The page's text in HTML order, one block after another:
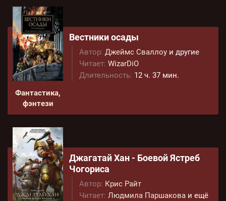
Фантастика,
фэнтези
Вестники осады
Автор: Джеймс Сваллоу и другие
Читает: WizarDiO
Длительность: 12 ч. 37 мин.
Джагатай Хан - Боевой Ястреб
Чогориса
Автор: Крис Райт
Читает: Людмила Паршакова и ещё